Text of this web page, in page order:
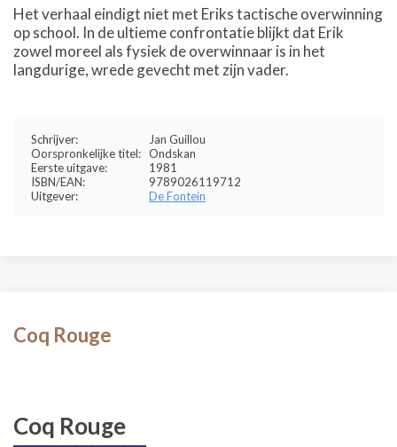
Het verhaal eindigt niet met Eriks tactische overwinning
op school. In de ultieme confrontatie blijkt dat Erik
zowel moreel als fysiek de overwinnaar is in het
langdurige, wrede gevecht met zijn vader.
Schrijver:
Jan Guillou
Oorspronkelijke titel: Ondskan
Eerste uitgave:
1981
ISBN/EAN:
9789026119712
Uitgever:
De Fontein
Coq Rouge
Coq Rouge